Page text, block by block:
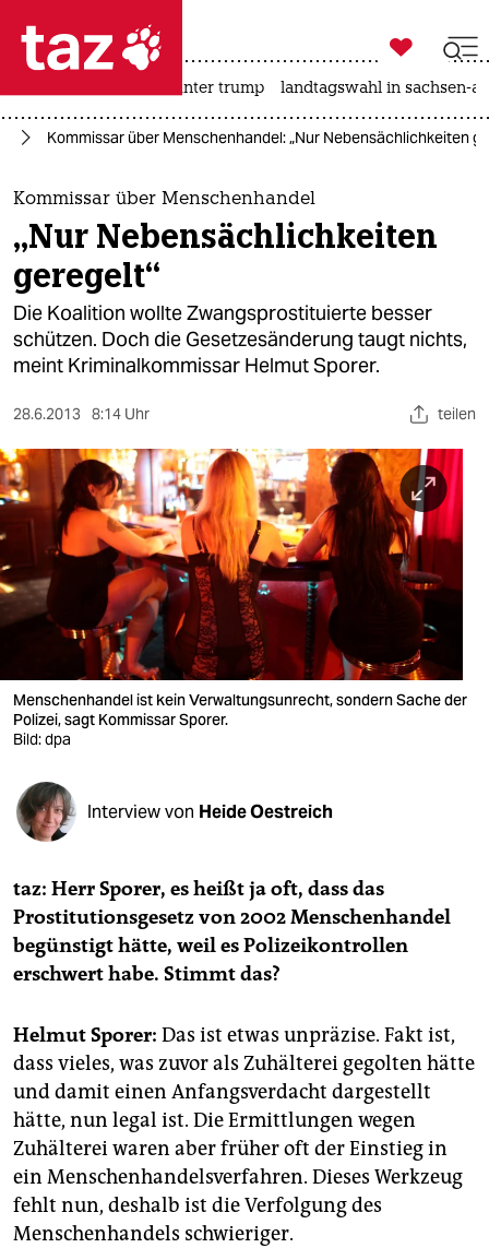
 taz zahl ich
taz zahl ich
themen
politik
öko
gesellschaft
sport
berlin
nord
wahrheit
verlag
verlag
veranstaltungen
fragen & hilfe
abo
genossenschaft
epaper login

taz zahl ich
usa unter trump landtagswahl in sachsen-
Kommissar über Menschenhandel: „Nur Nebensächlichkeiten
Kommissar über Menschenhandel
„Nur Nebensächlichkeiten
geregelt“
Die Koalition wollte Zwangsprostituierte besser
schützen. Doch die Gesetzesänderung taugt nichts,
meint Kriminalkommissar Helmut Sporer.
28.6.2013 8:14 Uhr teilen
Menschenhandel ist kein Verwaltungsunrecht, sondern Sache der
Polizei, sagt Kommissar Sporer.
Bild: dpa
Interview von Heide Oestreich
taz: Herr Sporer, es heißt ja oft, dass das
Prostitutionsgesetz von 2002 Menschenhandel
begünstigt hätte, weil es Polizeikontrollen
erschwert habe. Stimmt das?
Helmut Sporer: Das ist etwas unpräzise. Fakt ist,
dass vieles, was zuvor als Zuhälterei gegolten hätte
und damit einen Anfangsverdacht dargestellt
hätte, nun legal ist. Die Ermittlungen wegen
Zuhälterei waren aber früher oft der Einstieg in
ein Menschenhandelsverfahren. Dieses Werkzeug
fehlt nun, deshalb ist die Verfolgung des
Menschenhandels schwieriger.